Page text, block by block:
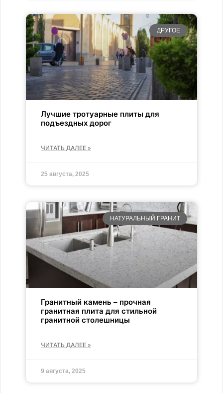
ДРУГОЕ
Лучшие тротуарные плиты для
подъездных дорог
ЧИТАТЬ ДАЛЕЕ »
25 августа, 2025
НАТУРАЛЬНЫЙ ГРАНИТ
Гранитный камень – прочная
гранитная плита для стильной
гранитной столешницы
ЧИТАТЬ ДАЛЕЕ »
9 августа, 2025